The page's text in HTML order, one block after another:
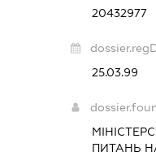
20432977
25.03.99
ПИТАНЬ